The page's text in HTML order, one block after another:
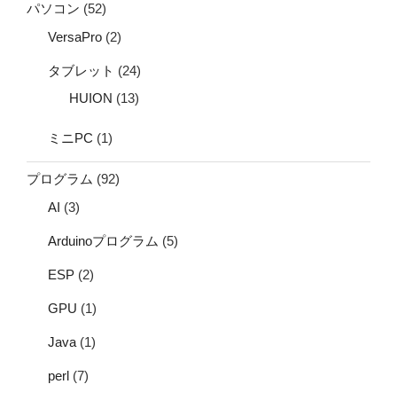
パソコン (52)
VersaPro (2)
タブレット (24)
HUION (13)
ミニPC (1)
プログラム (92)
AI (3)
Arduinoプログラム (5)
ESP (2)
GPU (1)
Java (1)
perl (7)